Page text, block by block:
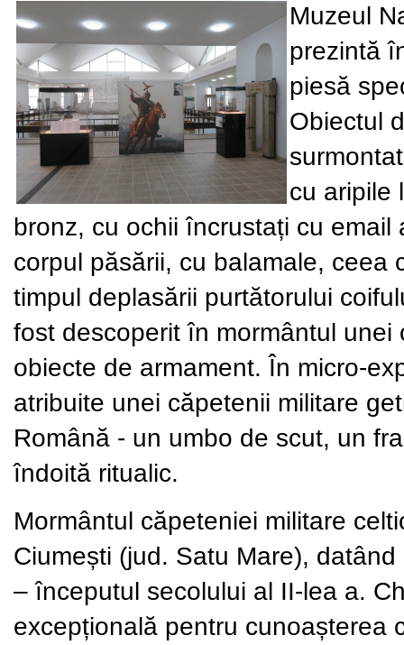
Muzeul
prezintă
piesă
Obiectul
cu aripile
bronz, cu ochii încrustați cu
corpul păsării, cu balamale, ceea
timpul deplasării purtătorului
fost descoperit în mormântul
obiecte de armament. În micro-
atribuite unei căpetenii militare
Română - un umbo de scut, un
îndoită ritualic.
Mormântul căpeteniei militare
Ciumești (jud. Satu Mare),
– începutul secolului al II-lea a.
excepțională pentru cunoașterea